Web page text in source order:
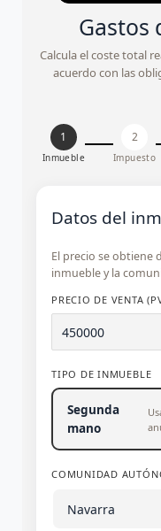
Gastos
Calcula el coste total
acuerdo con las
1
Inmueble
2
Impuesto
Datos del
El precio se obtiene
inmueble y la
PRECIO DE VENTA
TIPO DE INMUEBLE
Segunda
mano
COMUNIDAD